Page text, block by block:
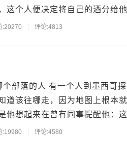
这个人便决定将自己的酒分给
:20270 评论:4813
部落的人 有一个人到墨西哥
道该往哪走，因为地图上根本
他想起来在曾有同事提醒他：
:19980 评论:4580